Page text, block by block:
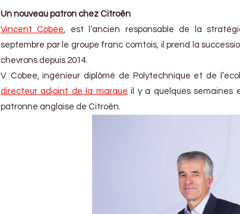
Un nouveau patron chez Citroën
Vincent Cobee , est l’ancien responsable de la
septembre par le groupe franc comtois, il prend la
chevrons depuis 2014.
V. Cobee, ingénieur diplômé de Polytechnique et de
directeur adjoint de la marque il y a quelques semaines
patronne anglaise de Citroën.